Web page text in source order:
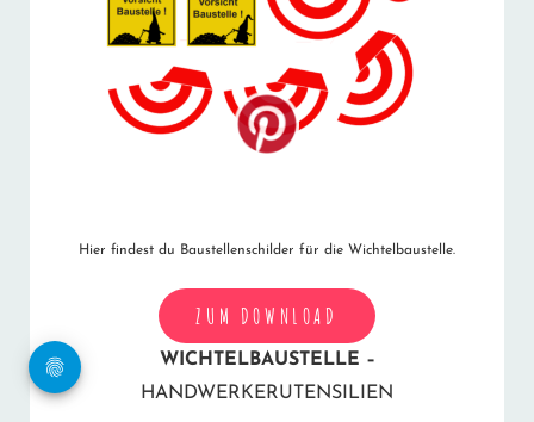
Hier findest du Baustellenschilder für die Wichtelbaustelle.
ZUM DOWNLOAD
WICHTELBAUSTELLE –
HANDWERKERUTENSILIEN